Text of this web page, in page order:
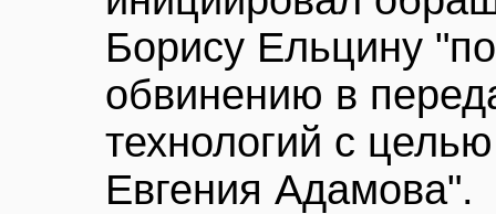
Борису Ельцину
обвинению в
технологий с
Евгения Адамова".